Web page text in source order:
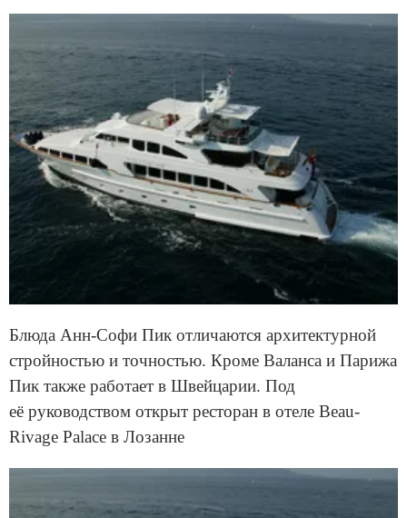
Блюда Анн-Софи Пик отличаются архитектурной
стройностью и точностью. Кроме Валанса и Парижа
Пик также работает в Швейцарии. Под
её руководством открыт ресторан в отеле Beau-
Rivage Palace в Лозанне